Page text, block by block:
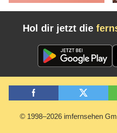
Hol dir jetzt die
© 1998–2026 imfernsehen